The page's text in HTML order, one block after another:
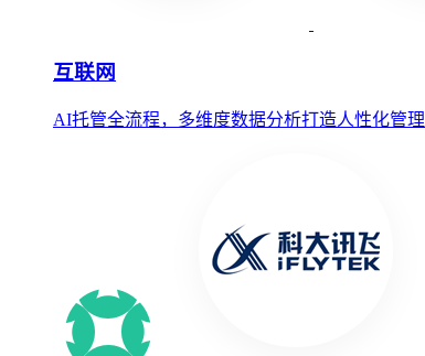
互联网
AI托管全流程，多维度数据分析打造人性化管理